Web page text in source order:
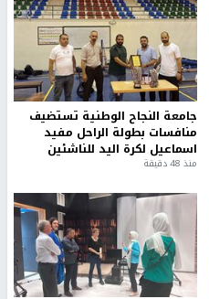
جامعة النجاح الوطنية تستضيف
منافسات بطولة الراحل مفيد
اسماعيل لكرة اليد للناشئين
منذ 48 دقيقة